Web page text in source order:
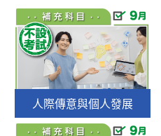
人際傳意與個人發展